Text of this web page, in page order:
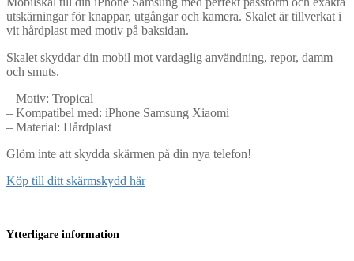
utskärningar för knappar, utgångar och kamera. Skalet är tillverkat i
vit hårdplast med motiv på baksidan.
Skalet skyddar din mobil mot vardaglig användning, repor, damm
och smuts.
– Motiv: Tropical
– Kompatibel med: iPhone Samsung Xiaomi
– Material: Hårdplast
Glöm inte att skydda skärmen på din nya telefon!
Köp till ditt skärmskydd här
Ytterligare information